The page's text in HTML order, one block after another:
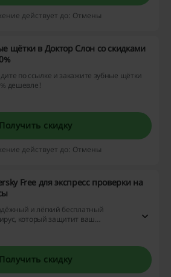
действует до: Отмены
щётки в Доктор Слон со скидками
по ссылке и закажите зубные щётки
дешевле!
Получить скидку
действует до: Отмены
Free для экспресс проверки на
и лёгкий бесплатный
который защитит ваш
Получить скидку